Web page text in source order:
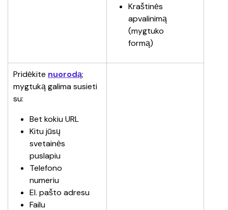
Kraštinės
apvalinimą
(mygtuko
formą)
Pridėkite nuorodą;
mygtuką galima susieti
su:
Bet kokiu URL
Kitu jūsų
svetainės
puslapiu
Telefono
numeriu
El. pašto adresu
Failu